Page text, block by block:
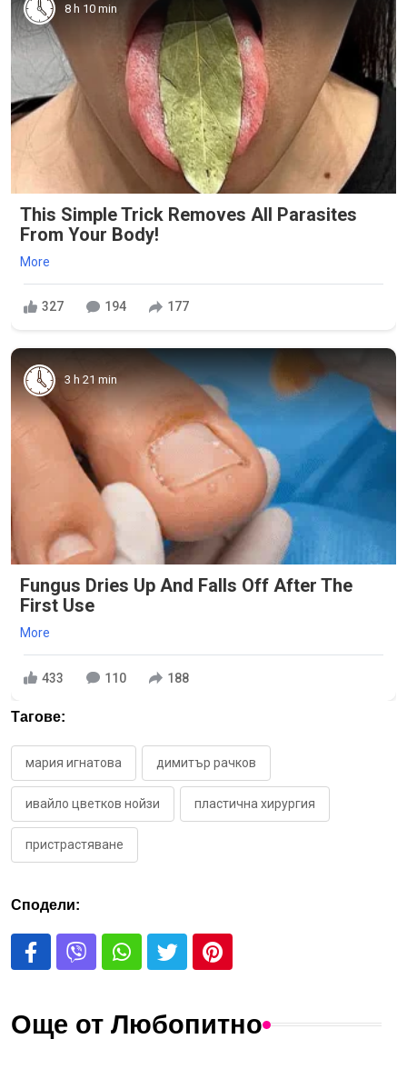
8 h 10 min
This Simple Trick Removes All Parasites
From Your Body!
More
327 194 177
3 h 21 min
Fungus Dries Up And Falls Off After The
First Use
More
433 110 188
Тагове:
мария игнатова димитър рачков
ивайло цветков нойзи пластична хирургия
пристрастяване
Сподели:
Още от Любопитно